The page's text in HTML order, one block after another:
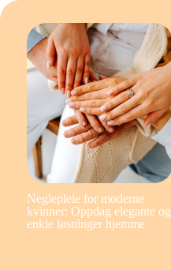
Neglepleie for moderne
kvinner: Oppdag elegante og
enkle løsninger hjemme